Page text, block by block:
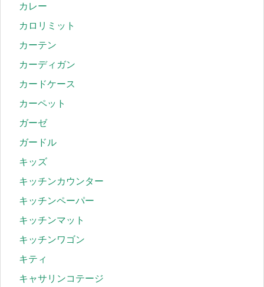
カレー
カロリミット
カーテン
カーディガン
カードケース
カーペット
ガーゼ
ガードル
キッズ
キッチンカウンター
キッチンペーパー
キッチンマット
キッチンワゴン
キティ
キャサリンコテージ